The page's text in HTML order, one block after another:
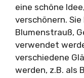
eine schöne
verschönern.
Blumenstrauß,
verwendet
verschiedene
werden, z.B. als